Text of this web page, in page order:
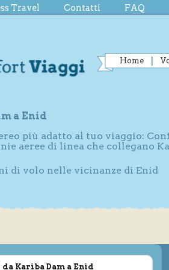
Travel Contatti FAQ
Home
a Enid
più adatto al tuo viaggio:
aeree di linea che collegano
di volo nelle vicinanze di Enid
Kariba Dam a Enid